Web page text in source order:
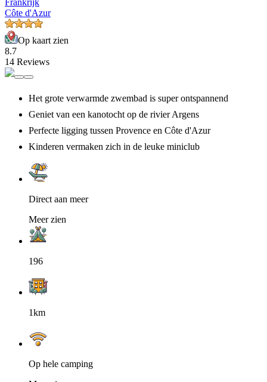
Frankrijk
Côte d'Azur
Op kaart zien
8.7
14 Reviews
Het grote verwarmde zwembad is super ontspannend
Geniet van een kanotocht op de rivier Argens
Perfecte ligging tussen Provence en Côte d'Azur
Kinderen vermaken zich in de leuke miniclub
Direct aan meer
Meer zien
196
1km
Op hele camping